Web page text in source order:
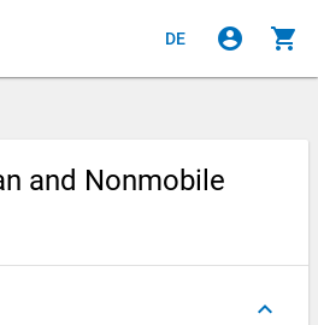
DE account_circle shopping_cart
and Nonmobile
keyboard_arrow_up